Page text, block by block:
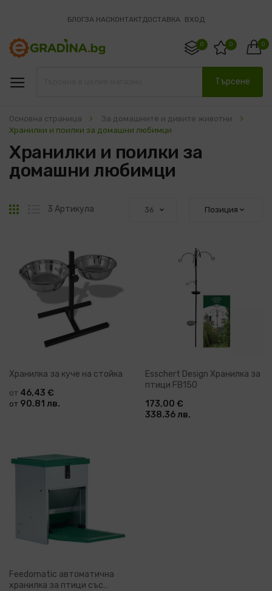
БЛОГЗА НАСКОНТАКТДОСТАВКА ВХОД
0
0 0
Търсене
Основна страница
За домашните и дивите животни
Хранилки и поилки за домашни любимци
Хранилки и поилки за
домашни любимци
РешеткаСписък
3 Артикула
Хранилка за куче на стойка
от 46,43 €
от 90.81 лв.
Esschert Design Хранилка за
птици FB150
173,00 €
338.36 лв.
Feedomatic aвтоматична
хранилка за птици със